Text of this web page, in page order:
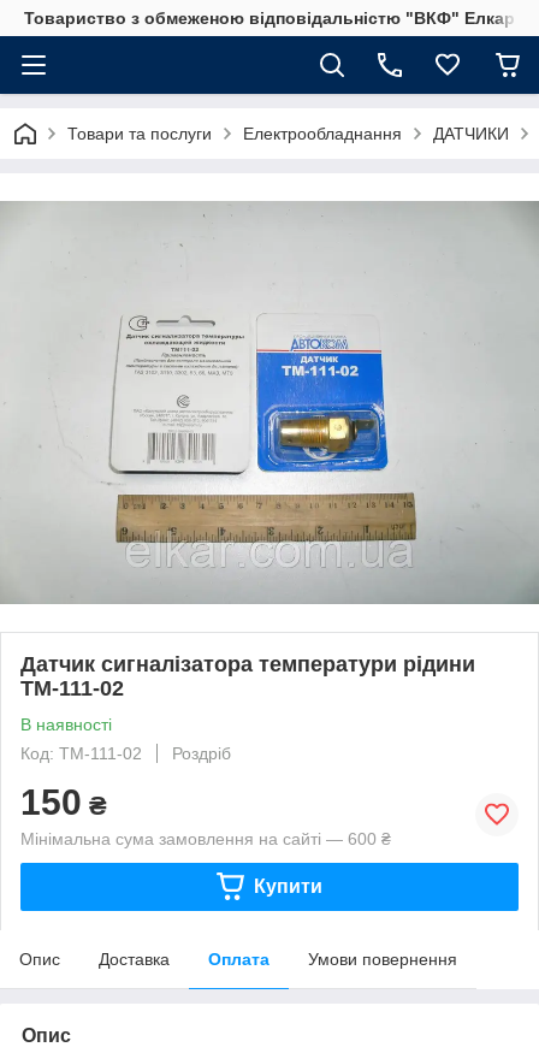
Товариство з обмеженою відповідальністю "ВКФ" Елкар"
Товари та послуги Електрообладнання ДАТЧИКИ
Датчик сигналізатора температури рідини
ТМ-111-02
В наявності
Код: ТМ-111-02
Роздріб
150 ₴
Мінімальна сума замовлення на сайті — 600 ₴
Купити
Опис Доставка Оплата Умови повернення
Опис